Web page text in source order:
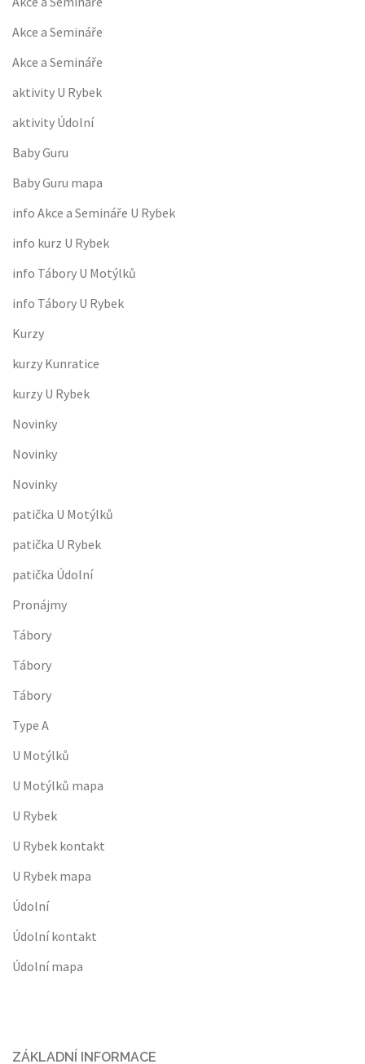
Akce a Semináře
Akce a Semináře
aktivity U Rybek
aktivity Údolní
Baby Guru
Baby Guru mapa
info Akce a Semináře U Rybek
info kurz U Rybek
info Tábory U Motýlků
info Tábory U Rybek
Kurzy
kurzy Kunratice
kurzy U Rybek
Novinky
Novinky
Novinky
patička U Motýlků
patička U Rybek
patička Údolní
Pronájmy
Tábory
Tábory
Tábory
Type A
U Motýlků
U Motýlků mapa
U Rybek
U Rybek kontakt
U Rybek mapa
Údolní
Údolní kontakt
Údolní mapa
ZÁKLADNÍ INFORMACE